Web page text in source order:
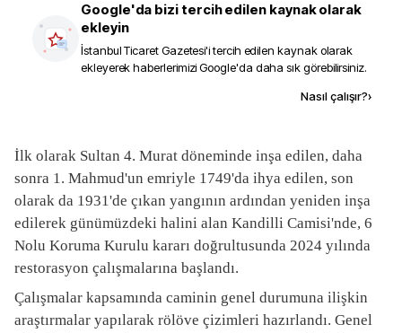
Google'da bizi tercih edilen kaynak olarak
ekleyin
İstanbul Ticaret Gazetesi'i tercih edilen kaynak olarak
ekleyerek haberlerimizi Google'da daha sık görebilirsiniz.
Nasıl çalışır?›
İlk olarak Sultan 4. Murat döneminde inşa edilen, daha
sonra 1. Mahmud'un emriyle 1749'da ihya edilen, son
olarak da 1931'de çıkan yangının ardından yeniden inşa
edilerek günümüzdeki halini alan Kandilli Camisi'nde, 6
Nolu Koruma Kurulu kararı doğrultusunda 2024 yılında
restorasyon çalışmalarına başlandı.
Çalışmalar kapsamında caminin genel durumuna ilişkin
araştırmalar yapılarak rölöve çizimleri hazırlandı. Genel